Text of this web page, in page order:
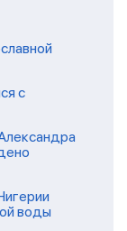
с
воды